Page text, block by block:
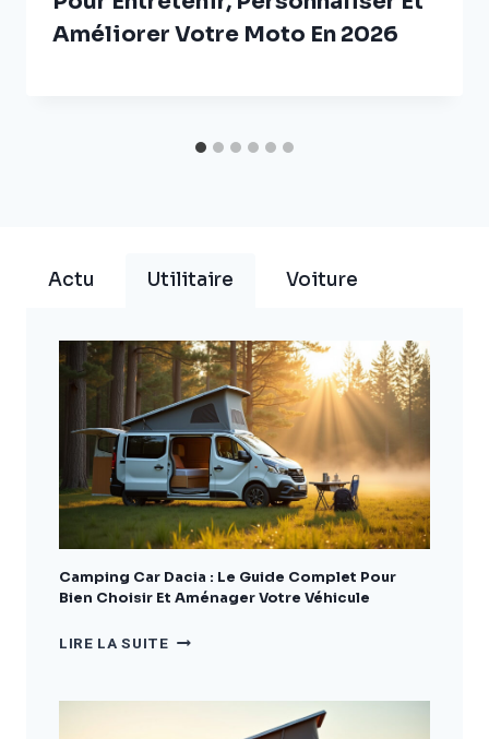
Améliorer Votre Moto En 2026
Actu Utilitaire Voiture
Camping Car Dacia : Le Guide Complet Pour
Bien Choisir Et Aménager Votre Véhicule
LIRE LA SUITECAMPING
: